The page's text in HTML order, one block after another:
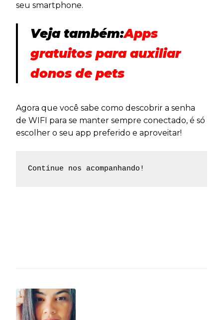
seu smartphone.
Veja também:Apps
gratuitos para auxiliar
donos de pets
Agora que você sabe como descobrir a senha
de WIFI para se manter sempre conectado, é só
escolher o seu app preferido e aproveitar!
Continue nos acompanhando!